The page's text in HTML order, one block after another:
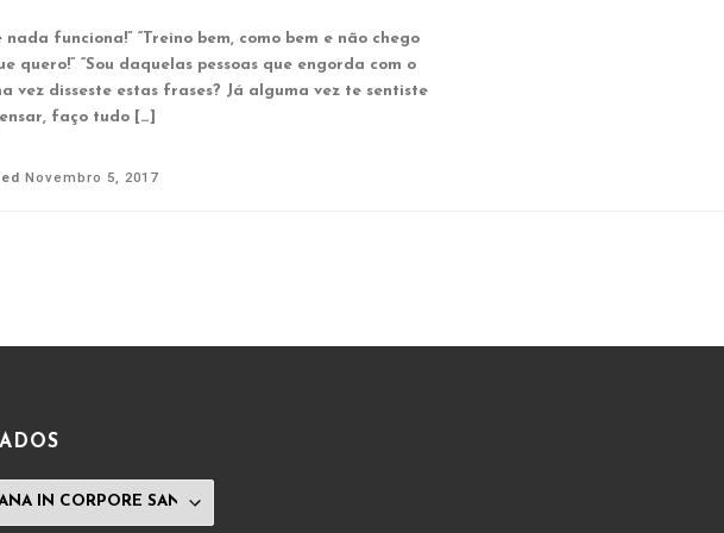
nada funciona!” “Treino bem, como bem e não chego
quero!” “Sou daquelas pessoas que engorda com o
vez disseste estas frases? Já alguma vez te sentiste
faço tudo […]
Novembro 5, 2017